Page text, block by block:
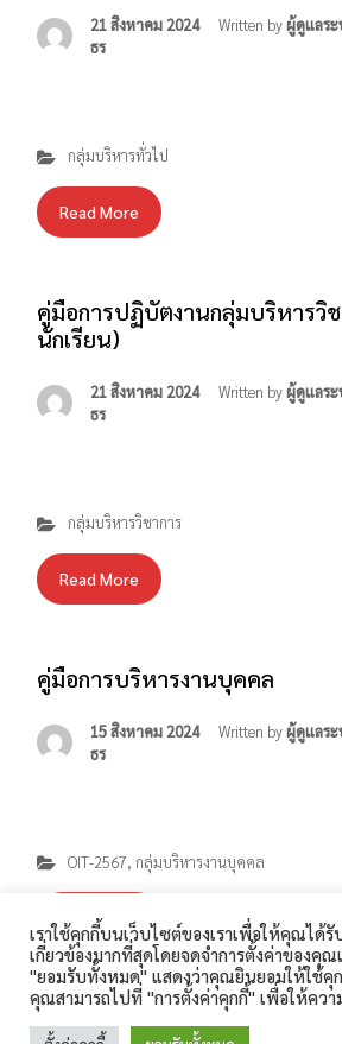
21 สิงหาคม 2024 Written byผู้ดูแลระ
ธร
กลุ่มบริหารทั่วไป
Read More
คู่มือการปฏิบัตงานกลุ่มบริหารวิช
นักเรียน)
21 สิงหาคม 2024 Written byผู้ดูแลระ
ธร
กลุ่มบริหารวิชาการ
Read More
คู่มือการบริหารงานบุคคล
15 สิงหาคม 2024 Written byผู้ดูแลระ
ธร
OIT-2567, กลุ่มบริหารงานบุคคล
Read More
1 2
โรงเรียนสิรินธร 360 ถนนเทศบาล 1 ตำบ
สุรินทร์ จังหวัดสุรินทร์ 32000 โทรศั
โทรสาร : 044-513-187 E-
เราใช้คุกกี้บนเว็บไซต์ของเราเพื่อให้คุณได้
เกี่ยวข้องมากที่สุดโดยจดจำการตั้งค่าของคุ
"ยอมรับทั้งหมด" แสดงว่าคุณยินยอมให้ใช้คุ
คุณสามารถไปที่ "การตั้งค่าคุกกี้" เพื่อให้คว